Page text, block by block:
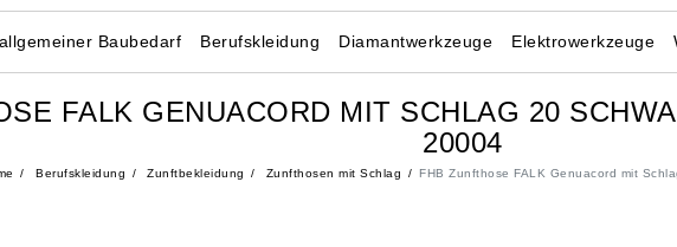
allgemeiner Baubedarf Berufskleidung Diamantwerkzeuge Elektrowerkzeuge
FALK GENUACORD MIT SCHLAG 20
20004
Berufskleidung Zunftbekleidung Zunfthosen mit Schlag FHB Zunfthose FALK Genuacord mit